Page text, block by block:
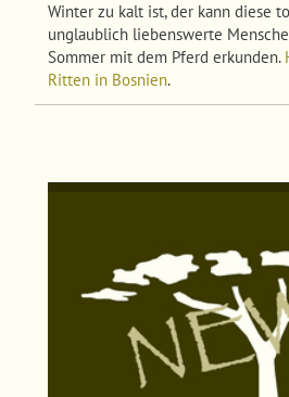
Winter zu kalt ist, der kann diese
unglaublich liebenswerte
Sommer mit dem Pferd erkunden.
Ritten in Bosnien.